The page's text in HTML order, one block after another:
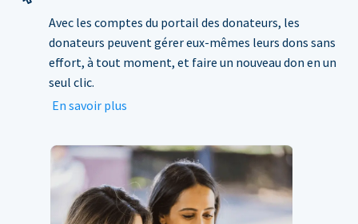
Avec les comptes du portail des donateurs, les
donateurs peuvent gérer eux-mêmes leurs dons sans
effort, à tout moment, et faire un nouveau don en un
seul clic.
En savoir plus